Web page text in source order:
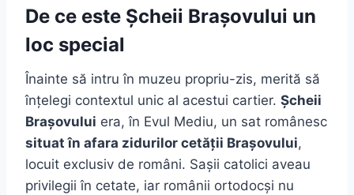
De ce este Șcheii Brașovului un
loc special
Înainte să intru în muzeu propriu-zis, merită să
înțelegi contextul unic al acestui cartier. Șcheii
Brașovului era, în Evul Mediu, un sat românesc
situat în afara zidurilor cetății Brașovului,
locuit exclusiv de români. Sașii catolici aveau
privilegii în cetate, iar românii ortodocși nu